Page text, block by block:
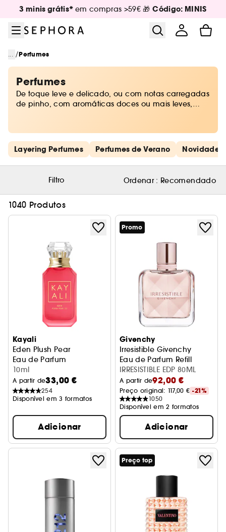
Ir para o menu
Ir para o conteúdo principal
Ir para o rodapé
3 minis grátis* em compras >59€ 🎁Código: MINIS
... /Perfumes
Perfumes
De toque leve e delicado, ou com notas carregadas
de pinho, com aromáticas doces ou mais leves,
variadas e ideais para cada um.
Saltar os links rápidos
Layering Perfumes Perfumes de Verano Novidades
Filtro Ordenar : Recomendado
1040 Produtos
Kayali
Eden Plush Pear
Eau de Parfum
10ml
A partir de33,00 €
254
Disponível em 3 formatos
Adicionar
Promo
Givenchy
Irresistible Givenchy
Eau de Parfum Refill
IRRESISTIBLE EDP 80ML
A partir de92,00 €
Preço original: 117,00 € -21%
1050
Disponível em 2 formatos
Adicionar
Preço top